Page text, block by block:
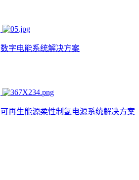
数字电能系统解决方案
可再生能源柔性制氢电源系统解决方案